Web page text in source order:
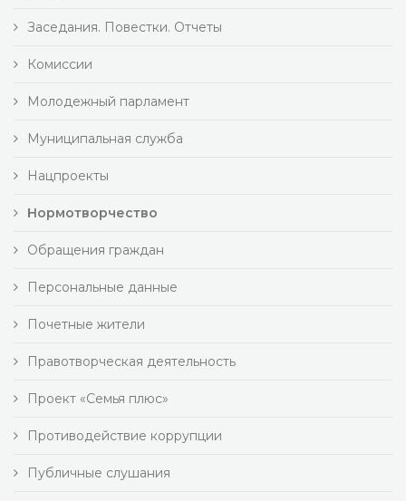
Заседания. Повестки. Отчеты
Комиссии
Молодежный парламент
Муниципальная служба
Нацпроекты
Нормотворчество
Обращения граждан
Персональные данные
Почетные жители
Правотворческая деятельность
Проект «Семья плюс»
Противодействие коррупции
Публичные слушания